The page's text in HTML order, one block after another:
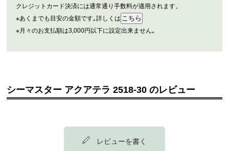
クレジットカード決済には通常通り手数料が適用されます。
※あくまでも目安の金額です｡詳しくは
※月々のお支払額は3,000円以下に設定出来ません｡
シーマスター アクアテラ 2518-30 のレビュー
レビューを書く